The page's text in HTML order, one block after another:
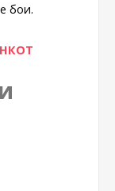
бои.